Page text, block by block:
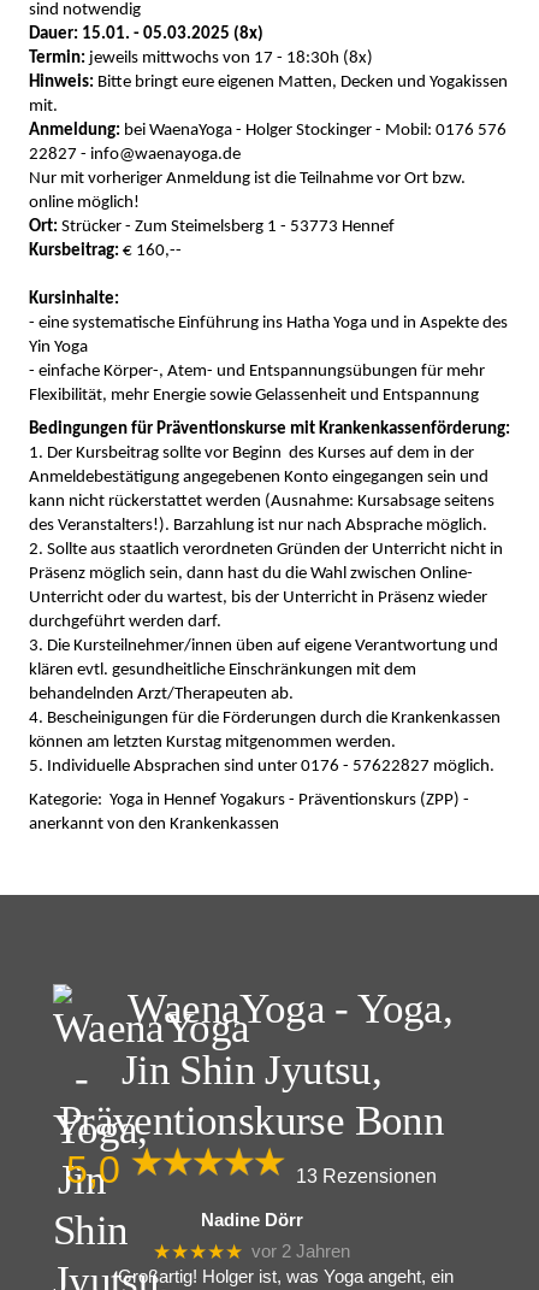
sind notwendig
Dauer: 15.01. - 05.03.2025 (8x)
Termin: jeweils mittwochs von 17 - 18:30h (8x)
Hinweis: Bitte bringt eure eigenen Matten, Decken und Yogakissen
mit.
Anmeldung: bei WaenaYoga - Holger Stockinger - Mobil: 0176 576
22827 - info@waenayoga.de
Nur mit vorheriger Anmeldung ist die Teilnahme vor Ort bzw.
online möglich!
Ort: Strücker - Zum Steimelsberg 1 - 53773 Hennef
Kursbeitrag: € 160,--
Kursinhalte:
- eine systematische Einführung ins Hatha Yoga und in Aspekte des
Yin Yoga
- einfache Körper-, Atem- und Entspannungsübungen für mehr
Flexibilität, mehr Energie sowie Gelassenheit und Entspannung
Bedingungen für Präventionskurse mit Krankenkassenförderung:
1. Der Kursbeitrag sollte vor Beginn des Kurses auf dem in der
Anmeldebestätigung angegebenen Konto eingegangen sein und
kann nicht rückerstattet werden (Ausnahme: Kursabsage seitens
des Veranstalters!). Barzahlung ist nur nach Absprache möglich.
2. Sollte aus staatlich verordneten Gründen der Unterricht nicht in
Präsenz möglich sein, dann hast du die Wahl zwischen Online-
Unterricht oder du wartest, bis der Unterricht in Präsenz wieder
durchgeführt werden darf.
3. Die Kursteilnehmer/innen üben auf eigene Verantwortung und
klären evtl. gesundheitliche Einschränkungen mit dem
behandelnden Arzt/Therapeuten ab.
4. Bescheinigungen für die Förderungen durch die Krankenkassen
können am letzten Kurstag mitgenommen werden.
5. Individuelle Absprachen sind unter 0176 - 57622827 möglich.
Kategorie: Yoga in Hennef Yogakurs - Präventionskurs (ZPP) -
anerkannt von den Krankenkassen
WaenaYoga - Yoga,
Jin Shin Jyutsu,
Präventionskurse Bonn
5,0 13 Rezensionen
Nadine Dörr
★★★★★ vor 2 Jahren
Großartig! Holger ist, was Yoga angeht, ein